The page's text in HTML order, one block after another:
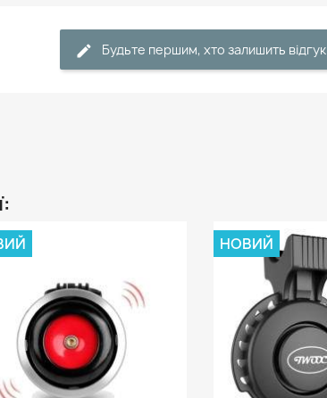
Будьте першим, хто залишить відгук
НОВИЙ